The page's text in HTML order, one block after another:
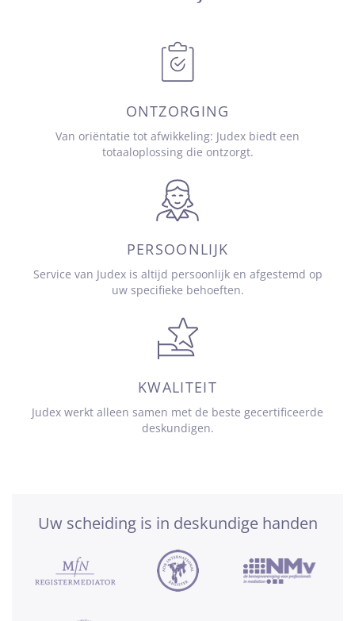
ONTZORGING
Van oriëntatie tot afwikkeling: Judex biedt een
totaaloplossing die ontzorgt.
PERSOONLIJK
Service van Judex is altijd persoonlijk en afgestemd op
uw specifieke behoeften.
KWALITEIT
Judex werkt alleen samen met de beste gecertificeerde
deskundigen.
Uw scheiding is in deskundige handen